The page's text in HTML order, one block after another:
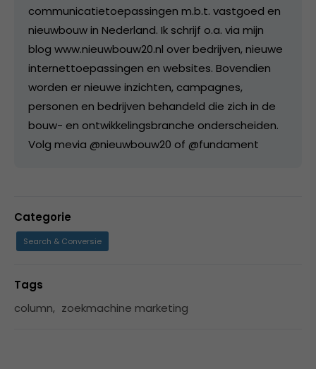
communicatietoepassingen m.b.t. vastgoed en
nieuwbouw in Nederland. Ik schrijf o.a. via mijn
blog www.nieuwbouw20.nl over bedrijven, nieuwe
internettoepassingen en websites. Bovendien
worden er nieuwe inzichten, campagnes,
personen en bedrijven behandeld die zich in de
bouw- en ontwikkelingsbranche onderscheiden.
Volg mevia @nieuwbouw20 of @fundament
Categorie
Search & Conversie
Tags
column, zoekmachine marketing